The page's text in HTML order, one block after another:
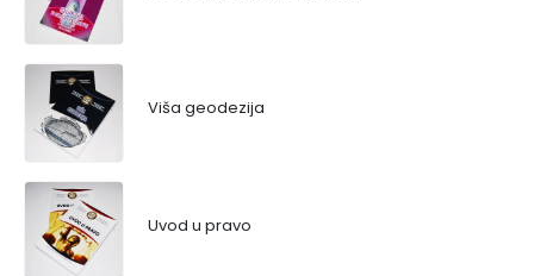
Viša geodezija
Uvod u pravo